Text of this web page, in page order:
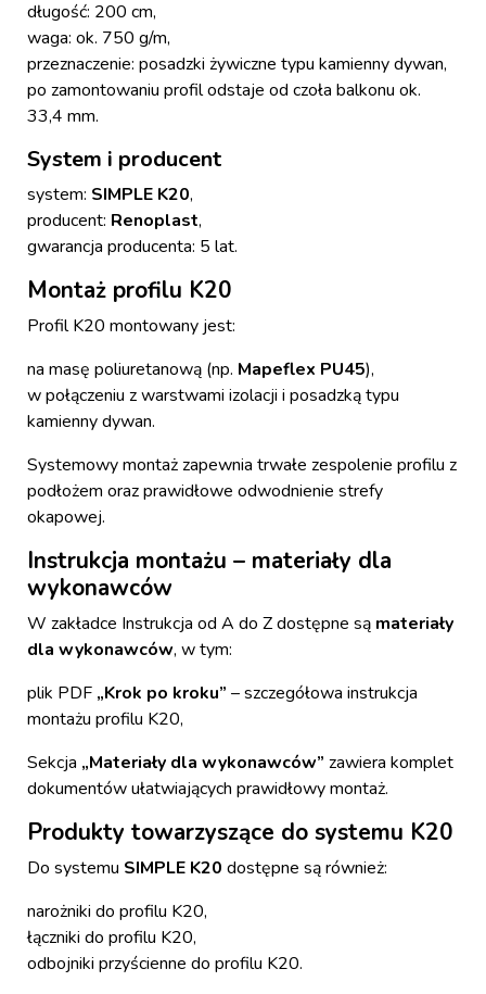
długość: 200 cm,
waga: ok. 750 g/m,
przeznaczenie: posadzki żywiczne typu kamienny dywan,
po zamontowaniu profil odstaje od czoła balkonu ok.
33,4 mm.
System i producent
system: SIMPLE K20,
producent: Renoplast,
gwarancja producenta: 5 lat.
Montaż profilu K20
Profil K20 montowany jest:
na masę poliuretanową (np. Mapeflex PU45),
w połączeniu z warstwami izolacji i posadzką typu
kamienny dywan.
Systemowy montaż zapewnia trwałe zespolenie profilu z
podłożem oraz prawidłowe odwodnienie strefy
okapowej.
Instrukcja montażu – materiały dla
wykonawców
W zakładce Instrukcja od A do Zdostępne są materiały
dla wykonawców, w tym:
plik PDF „Krok po kroku” – szczegółowa instrukcja
montażu profilu K20,
Sekcja „Materiały dla wykonawców” zawiera komplet
dokumentów ułatwiających prawidłowy montaż.
Produkty towarzyszące do systemu K20
Do systemu SIMPLE K20 dostępne są również:
narożniki do profilu K20,
łączniki do profilu K20,
odbojniki przyścienne do profilu K20.